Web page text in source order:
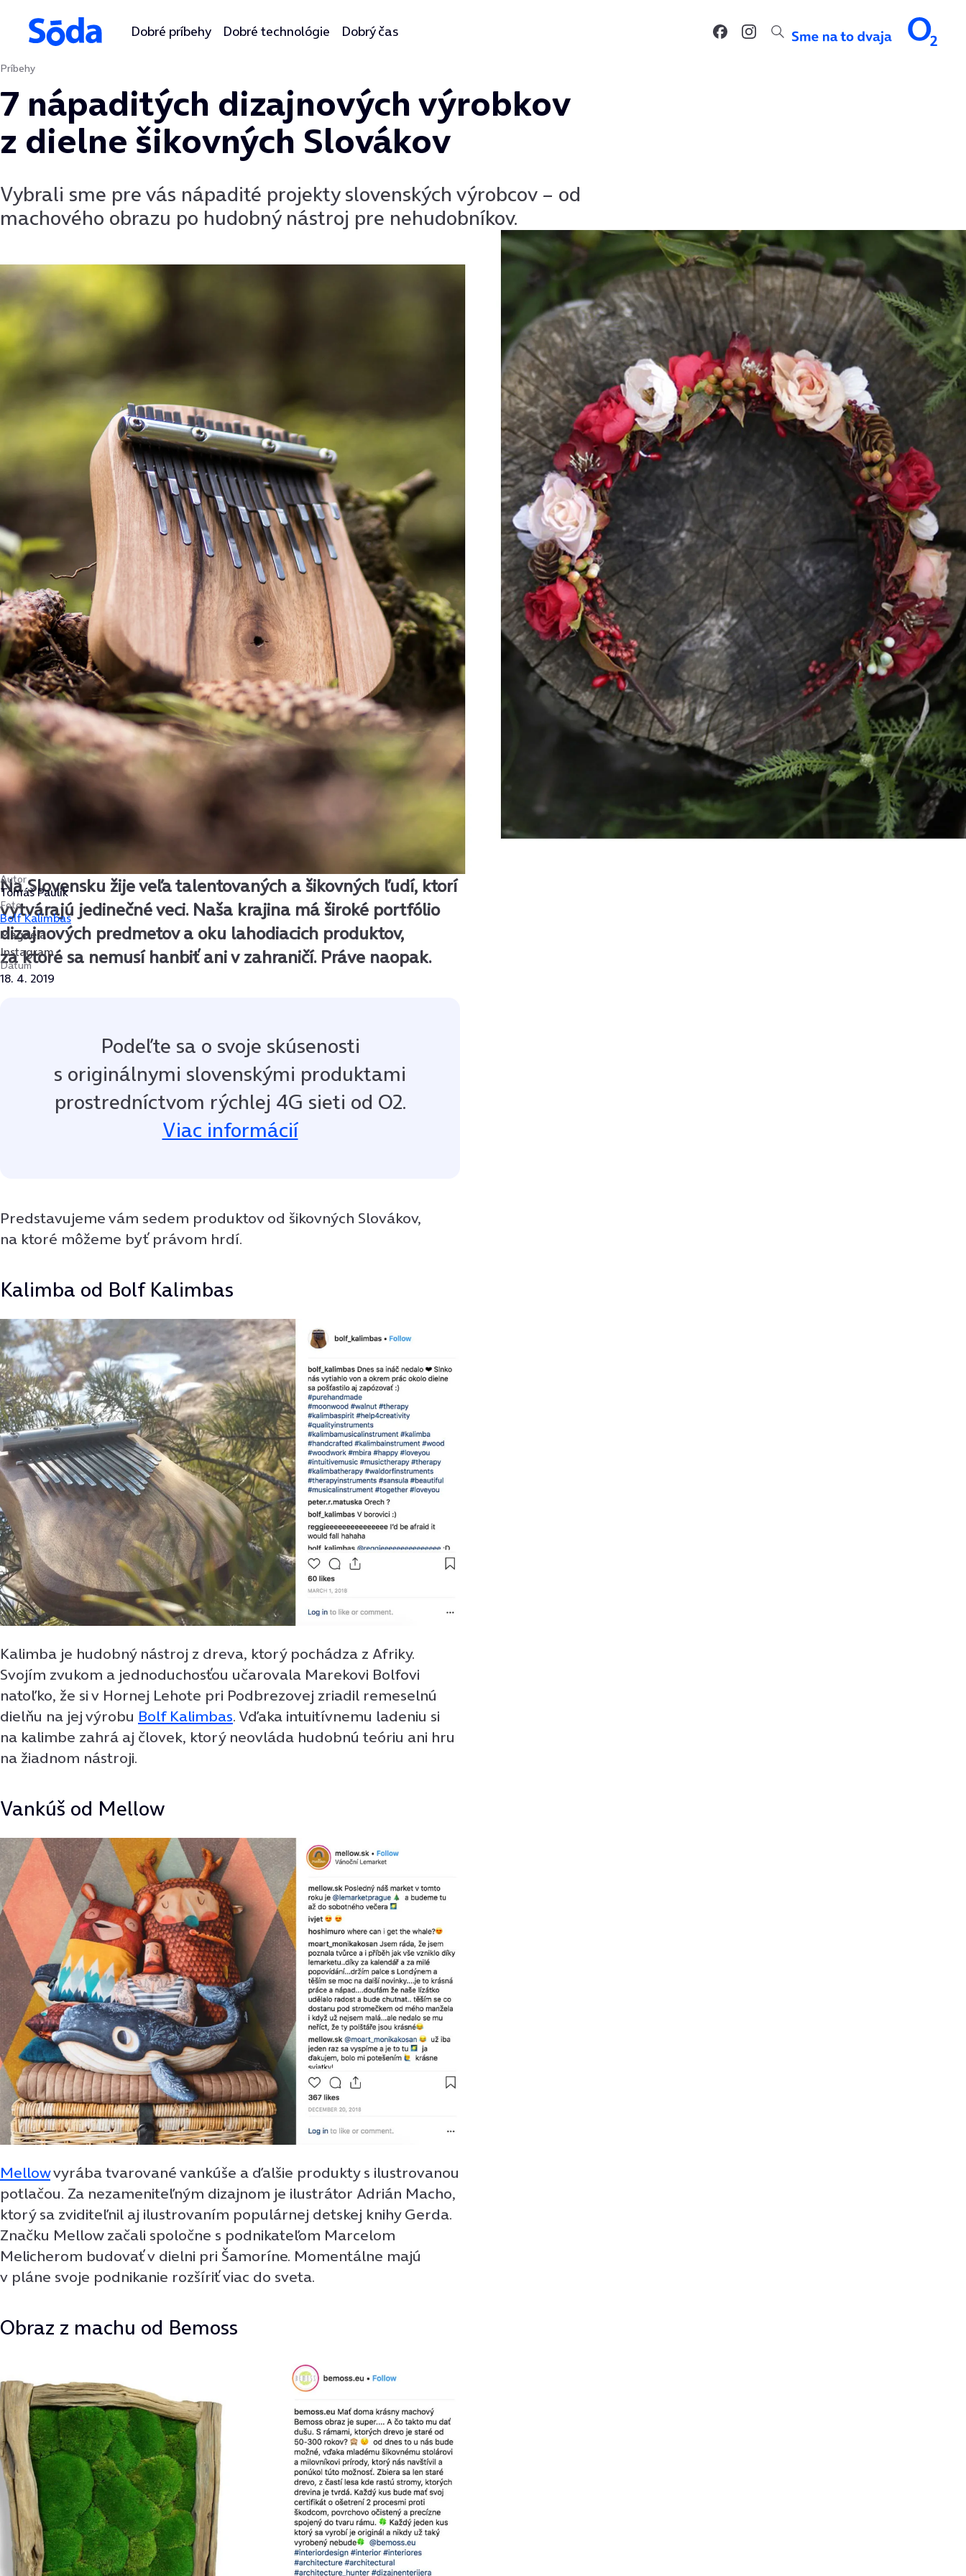
Preskočiť na obsah
Dobré príbehy Dobré technológie Dobrý čas
Príbehy
7 nápaditých dizajnových výrobkov
z dielne šikovných Slovákov
Vybrali sme pre vás nápadité projekty slovenských výrobcov – od
machového obrazu po hudobný nástroj pre nehudobníkov.
Autor
Tomáš Paulík
Foto
Bolf Kalimbas
Magaela
Instagram
Dátum
18. 4. 2019
Na Slovensku žije veľa talentovaných a šikovných ľudí, ktorí
vytvárajú jedinečné veci. Naša krajina má široké portfólio
dizajnových predmetov a oku lahodiacich produktov,
za ktoré sa nemusí hanbiť ani v zahraničí. Práve naopak.
Podeľte sa o svoje skúsenosti
s originálnymi slovenskými produktami
prostredníctvom rýchlej 4G sieti od O2.
Viac informácií
Predstavujeme vám sedem produktov od šikovných Slovákov,
na ktoré môžeme byť právom hrdí.
Kalimba od Bolf Kalimbas
Kalimba je hudobný nástroj z dreva, ktorý pochádza z Afriky.
Svojím zvukom a jednoduchosťou učarovala Marekovi Bolfovi
natoľko, že si v Hornej Lehote pri Podbrezovej zriadil remeselnú
dielňu na jej výrobu Bolf Kalimbas. Vďaka intuitívnemu ladeniu si
na kalimbe zahrá aj človek, ktorý neovláda hudobnú teóriu ani hru
na žiadnom nástroji.
Vankúš od Mellow
Mellowvyrába tvarované vankúše a ďalšie produkty s ilustrovanou
potlačou. Za nezameniteľným dizajnom je ilustrátor Adrián Macho,
ktorý sa zviditeľnil aj ilustrovaním populárnej detskej knihy Gerda.
Značku Mellow začali spoločne s podnikateľom Marcelom
Melicherom budovať v dielni pri Šamoríne. Momentálne majú
v pláne svoje podnikanie rozšíriť viac do sveta.
Obraz z machu od Bemoss